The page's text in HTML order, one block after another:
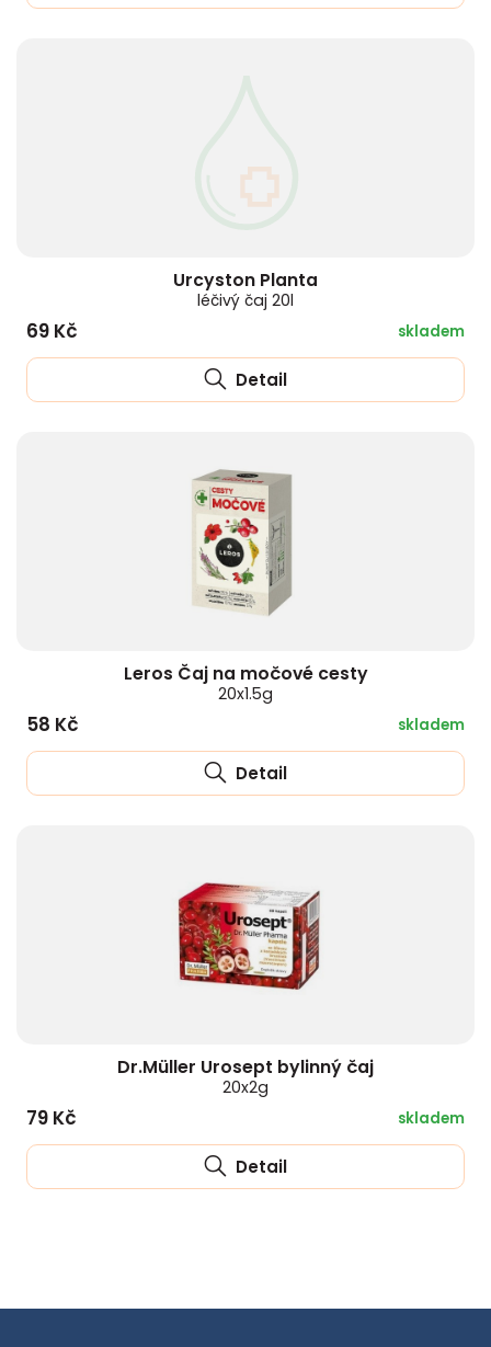
Urcyston Planta
léčivý čaj 20l
69 Kč skladem
Detail
Leros Čaj na močové cesty
20x1.5g
58 Kč skladem
Detail
Dr.Müller Urosept bylinný čaj
20x2g
79 Kč skladem
Detail